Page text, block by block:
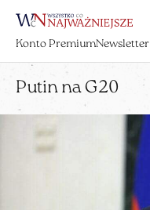
Konto PremiumNewsletter
Putin na G20